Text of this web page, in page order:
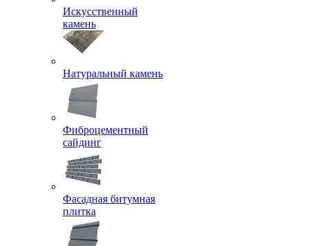
Искусственный
камень
Натуральный камень
Фиброцементный
сайдинг
Фасадная битумная
плитка